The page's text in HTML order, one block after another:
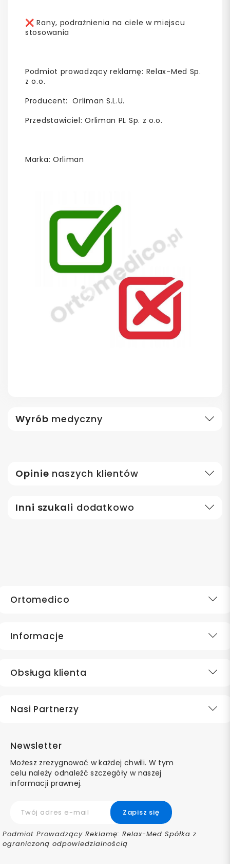
❌ Rany, podrażnienia na ciele w miejscu
stosowania
Podmiot prowadzący reklamę: Relax-Med Sp.
z o.o.
Producent: Orliman S.L.U.
Przedstawiciel: Orliman PL Sp. z o.o.
Marka: Orliman
Wyrób medyczny
Opinie naszych klientów
Inni szukali dodatkowo
Ortomedico
Informacje
Obsługa klienta
Nasi Partnerzy
Newsletter
Możesz zrezygnować w każdej chwili. W tym
celu należy odnaleźć szczegóły w naszej
informacji prawnej.
Podmiot Prowadzący Reklamę: Relax-Med Spółka z
ograniczoną odpowiedzialnością